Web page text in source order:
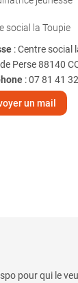
social la Toupie
: Centre social
Perse 88140
:07 81 41
un mail
pour qui le